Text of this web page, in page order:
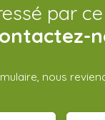
par
nous